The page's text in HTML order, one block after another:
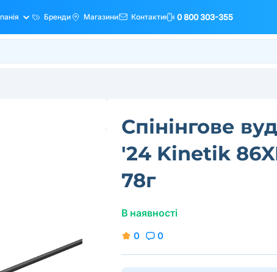
Бренди Магазини Контакти 0 800 303-355
Спінінгове
'24 Kinetik
78г
В наявності
0 0